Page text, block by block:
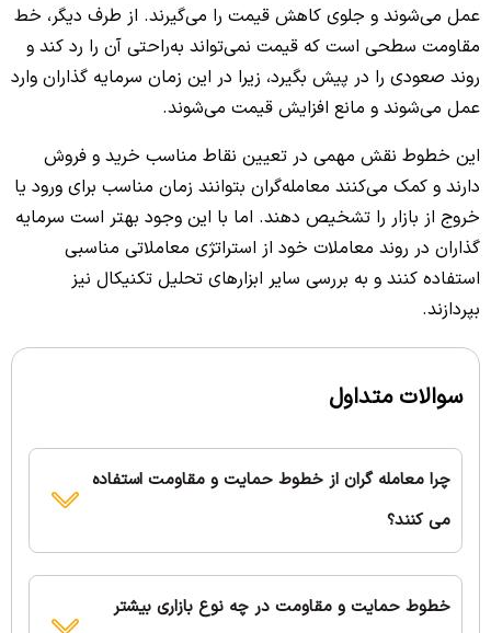
عمل می‌شوند و جلوی کاهش قیمت را می‌گیرند. از طرف دیگر، خط
مقاومت سطحی است که قیمت نمی‌تواند به‌راحتی آن را رد کند و
روند صعودی را در پیش بگیرد، زیرا در این زمان سرمایه گذاران وارد
عمل می‌شوند و مانع افزایش قیمت می‌شوند.
این خطوط نقش مهمی در تعیین نقاط مناسب خرید و فروش
دارند و کمک می‌کنند معامله‌گران بتوانند زمان مناسب برای ورود یا
خروج از بازار را تشخیص دهند. اما با این وجود بهتر است سرمایه
گذاران در روند معاملات خود از استراتژی معاملاتی مناسبی
استفاده کنند و به بررسی سایر ابزارهای تحلیل تکنیکال نیز
بپردازند.
سوالات متداول
چرا معامله گران از خطوط حمایت و مقاومت استفاده
می کنند؟
خطوط حمایت و مقاومت در چه نوع بازاری بیشتر